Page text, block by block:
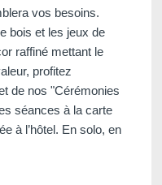
vos besoins.
bois et les jeux de
raffiné mettant le
profitez
de nos "Cérémonies
séances à la carte
à l’hôtel. En solo, en